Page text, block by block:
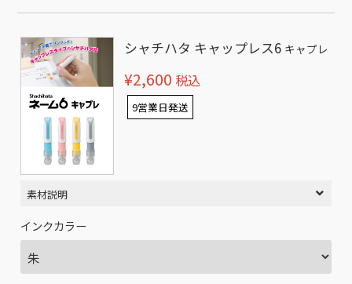
シャチハタ キャップレス6 キャプレ
¥2,600 税込
9営業日発送
素材説明
インクカラー